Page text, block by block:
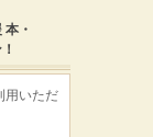
・
用いただ